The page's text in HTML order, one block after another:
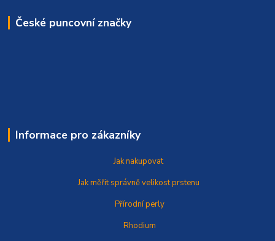
České puncovní značky
Informace pro zákazníky
Jak nakupovat
Jak měřit správněvelikost prstenu
Přírodní perly
Rhodium